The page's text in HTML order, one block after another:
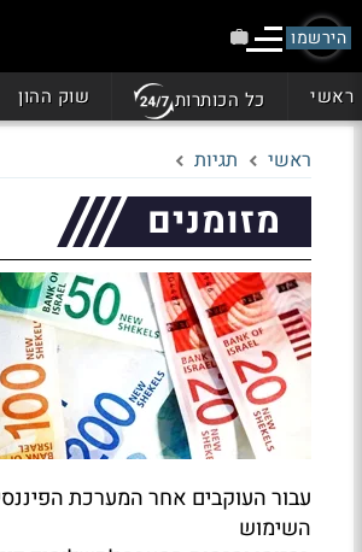
הירשמו
ראשי כל הכותרות שוק ההון
ראשי תגיות
מזומנים
עבור העוקבים אחר המערכת
השימוש